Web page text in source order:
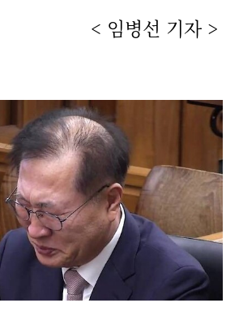
선 기자 >